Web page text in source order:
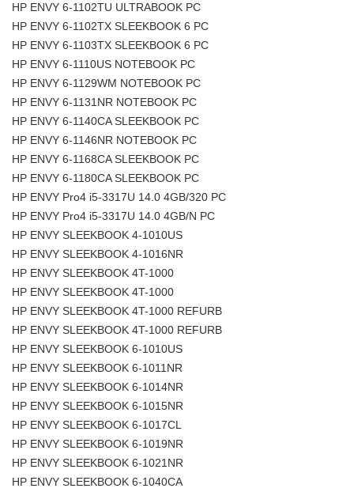
HP ENVY 6-1102TU ULTRABOOK PC
HP ENVY 6-1102TX SLEEKBOOK 6 PC
HP ENVY 6-1103TX SLEEKBOOK 6 PC
HP ENVY 6-1110US NOTEBOOK PC
HP ENVY 6-1129WM NOTEBOOK PC
HP ENVY 6-1131NR NOTEBOOK PC
HP ENVY 6-1140CA SLEEKBOOK PC
HP ENVY 6-1146NR NOTEBOOK PC
HP ENVY 6-1168CA SLEEKBOOK PC
HP ENVY 6-1180CA SLEEKBOOK PC
HP ENVY Pro4 i5-3317U 14.0 4GB/320 PC
HP ENVY Pro4 i5-3317U 14.0 4GB/N PC
HP ENVY SLEEKBOOK 4-1010US
HP ENVY SLEEKBOOK 4-1016NR
HP ENVY SLEEKBOOK 4T-1000
HP ENVY SLEEKBOOK 4T-1000
HP ENVY SLEEKBOOK 4T-1000 REFURB
HP ENVY SLEEKBOOK 4T-1000 REFURB
HP ENVY SLEEKBOOK 6-1010US
HP ENVY SLEEKBOOK 6-1011NR
HP ENVY SLEEKBOOK 6-1014NR
HP ENVY SLEEKBOOK 6-1015NR
HP ENVY SLEEKBOOK 6-1017CL
HP ENVY SLEEKBOOK 6-1019NR
HP ENVY SLEEKBOOK 6-1021NR
HP ENVY SLEEKBOOK 6-1040CA